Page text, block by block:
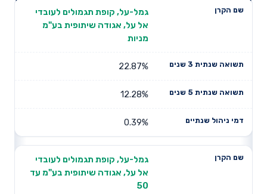
שנתית 3
תשואה
שנתית 5
דמי ניהול
שנתיים
גמל-על, קופת תגמולים לעובדי
אל על, אגודה שיתופית בע"מ
מניות
22.87%
12.28%
0.39%
גמל-על, קופת תגמולים לעובדי
אל על, אגודה שיתופית בע"מ עד
50